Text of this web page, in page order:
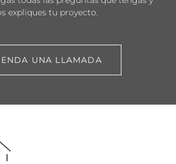
expliques tu proyecto.
UNA LLAMADA